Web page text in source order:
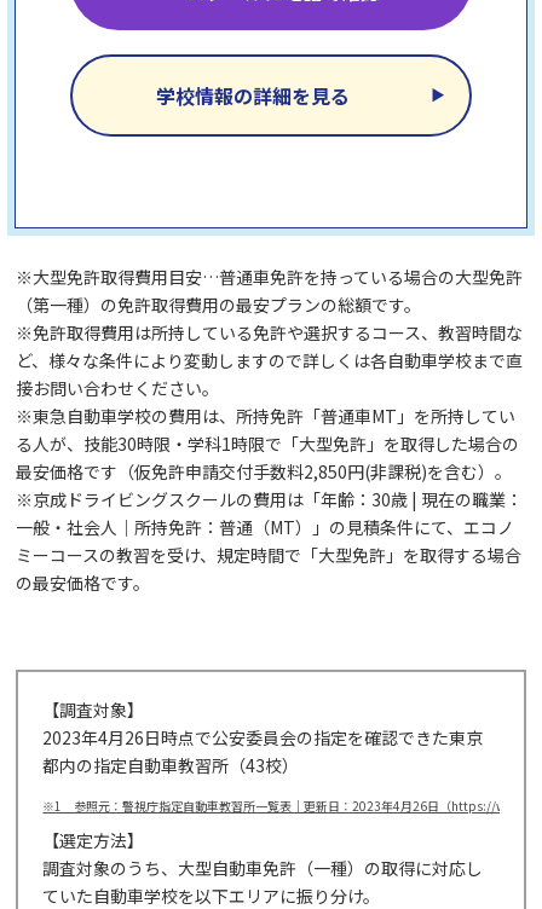
学校情報の詳細を見る
※大型免許取得費用目安…普通車免許を持っている場合の大型免許
（第一種）の免許取得費用の最安プランの総額です。
※免許取得費用は所持している免許や選択するコース、教習時間な
ど、様々な条件により変動しますので詳しくは各自動車学校まで直
接お問い合わせください。
※東急自動車学校の費用は、所持免許「普通車MT」を所持してい
る人が、技能30時限・学科1時限で「大型免許」を取得した場合の
最安価格です（仮免許申請交付手数料2,850円(非課税)を含む）。
※京成ドライビングスクールの費用は「年齢：30歳 | 現在の職業：
一般・社会人｜所持免許：普通（MT）」の見積条件にて、エコノ
ミーコースの教習を受け、規定時間で「大型免許」を取得する場合
の最安価格です。
【調査対象】
2023年4月26日時点で公安委員会の指定を確認できた東京
都内の指定自動車教習所（43校）
※1 参照元：警視庁指定自動車教習所一覧表｜更新日：2023年4月26日（https://
【選定方法】
調査対象のうち、大型自動車免許（一種）の取得に対応し
ていた自動車学校を以下エリアに振り分け。